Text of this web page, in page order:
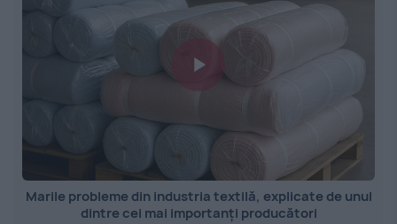
Marile probleme din industria textilă, explicate de unul
dintre cei mai importanți producători